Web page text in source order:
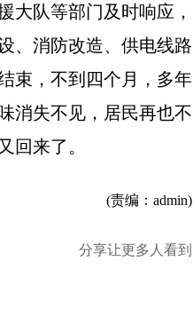
大队等部门及时响应，
、消防改造、供电线路
束，不到四个月，多年
消失不见，居民再也不
回来了。
(责编：admin)
分享让更多人看到